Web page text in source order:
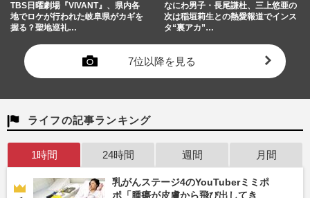
TBS日曜劇場『VIVANT』、県内各
地でロケが行われた岐阜県がカギを
握る？聖地巡礼…
なにわ男子・長尾謙杜、三上悠亜の
次は稲垣莉生との熱愛報道でインス
タ“裏アカ”…
7位以降を見る
ライフの記事ランキング
1時間 24時間 週間 月間
乳がんステージ4のYouTuberミミポ
ポ「腫瘍が皮膚から飛び出してき